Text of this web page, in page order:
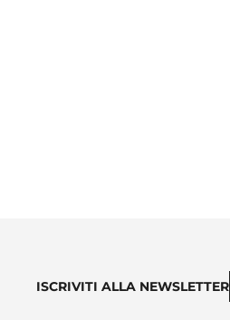
ISCRIVITI ALLA NEWSLETTER